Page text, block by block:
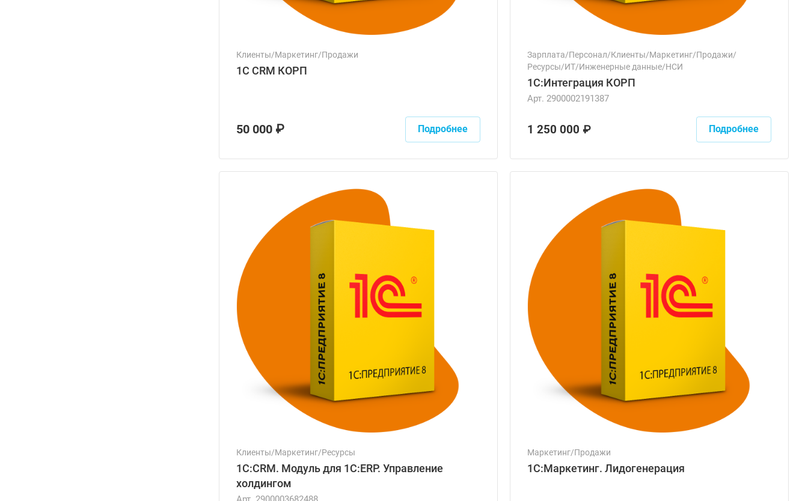
Клиенты/Маркетинг/Продажи
1С CRM КОРП
50 000 ₽ Подробнее
Зарплата/Персонал/Клиенты/Маркетинг/Продажи/
Ресурсы/ИТ/Инженерные данные/НСИ
1С:Интеграция КОРП
Арт. 2900002191387
1 250 000 ₽ Подробнее
Клиенты/Маркетинг/Ресурсы
1С:CRM. Модуль для 1С:ERP. Управление
холдингом
Маркетинг/Продажи
1С:Маркетинг. Лидогенерация